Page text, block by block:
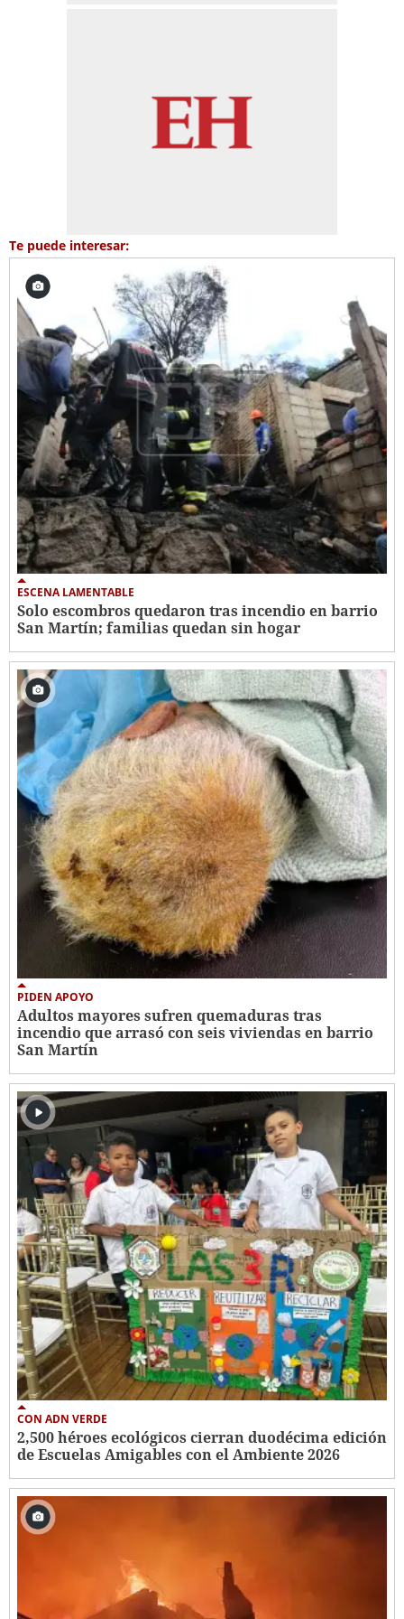
Te puede interesar:
ESCENA LAMENTABLE
Solo escombros quedaron tras incendio en barrio
San Martín; familias quedan sin hogar
PIDEN APOYO
Adultos mayores sufren quemaduras tras
incendio que arrasó con seis viviendas en barrio
San Martín
CON ADN VERDE
2,500 héroes ecológicos cierran duodécima edición
de Escuelas Amigables con el Ambiente 2026